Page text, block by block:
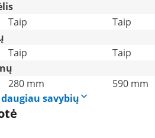
Taip
Taip
Taip
Taip
280 mm
590 mm
savybių